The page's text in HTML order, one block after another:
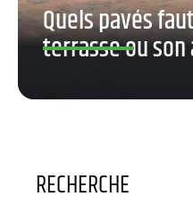
Quels pavés
terrasse ou son
RECHERCHE